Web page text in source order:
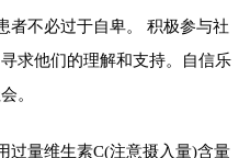
者不必过于自卑。 积极参与社
求他们的理解和支持。自信乐
。
过量维生素C(注意摄入量)含量